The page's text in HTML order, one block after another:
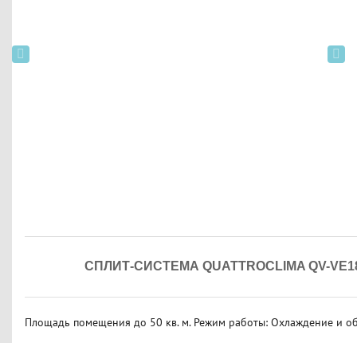
СПЛИТ-СИСТЕМА QUATTROCLIMA QV-
Площадь помещения до 50 кв. м. Режим работы: Охлаждение и